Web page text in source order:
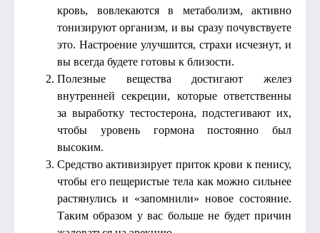
кровь, вовлекаются в метаболизм, активно
тонизируют организм, и вы сразу почувствуете
это. Настроение улучшится, страхи исчезнут, и
вы всегда будете готовы к близости.
Полезные вещества достигают желез
внутренней секреции, которые ответственны
за выработку тестостерона, подстегивают их,
чтобы уровень гормона постоянно был
высоким.
Средство активизирует приток крови к пенису,
чтобы его пещеристые тела как можно сильнее
растянулись и «запомнили» новое состояние.
Таким образом у вас больше не будет причин